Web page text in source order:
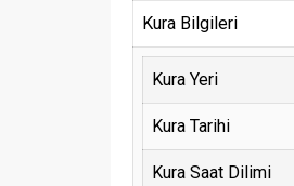
Kura Bilgileri
Kura Yeri
Kura Tarihi
Kura Saat Dilimi